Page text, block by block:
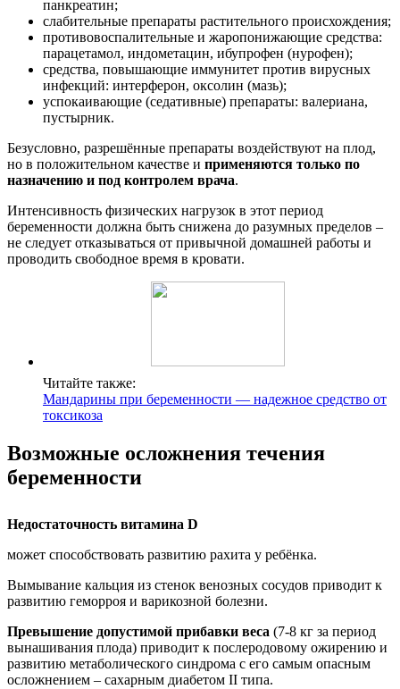
панкреатин;
слабительные препараты растительного происхождения;
противовоспалительные и жаропонижающие средства:
парацетамол, индометацин, ибупрофен (нурофен);
средства, повышающие иммунитет против вирусных
инфекций: интерферон, оксолин (мазь);
успокаивающие (седативные) препараты: валериана,
пустырник.
Безусловно, разрешённые препараты воздействуют на плод,
но в положительном качестве и применяются только по
назначению и под контролем врача.
Интенсивность физических нагрузок в этот период
беременности должна быть снижена до разумных пределов –
не следует отказываться от привычной домашней работы и
проводить свободное время в кровати.
Читайте также:
Мандарины при беременности — надежное средство от
токсикоза
Возможные осложнения течения
беременности
Недостаточность витамина D
может способствовать развитию рахита у ребёнка.
Вымывание кальция из стенок венозных сосудов приводит к
развитию геморроя и варикозной болезни.
Превышение допустимой прибавки веса (7-8 кг за период
вынашивания плода) приводит к послеродовому ожирению и
развитию метаболического синдрома с его самым опасным
осложнением – сахарным диабетом II типа.